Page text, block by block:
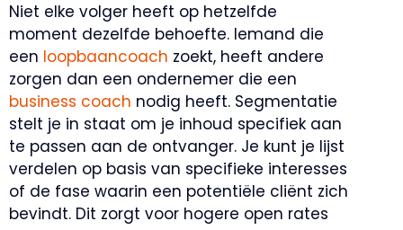
Niet elke volger heeft op hetzelfde
moment dezelfde behoefte. Iemand die
een loopbaancoach zoekt, heeft andere
zorgen dan een ondernemer die een
business coach nodig heeft. Segmentatie
stelt je in staat om je inhoud specifiek aan
te passen aan de ontvanger. Je kunt je lijst
verdelen op basis van specifieke interesses
of de fase waarin een potentiële cliënt zich
bevindt. Dit zorgt voor hogere open rates